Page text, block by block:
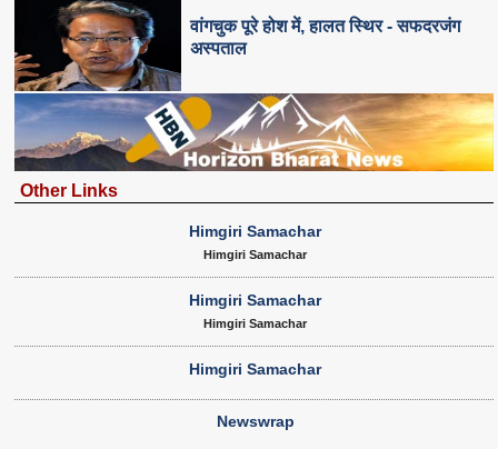
वांगचुक पूरे होश में, हालत स्थिर - सफदरजंग
अस्पताल
Other Links
Himgiri Samachar
Himgiri Samachar
Himgiri Samachar
Himgiri Samachar
Himgiri Samachar
Newswrap